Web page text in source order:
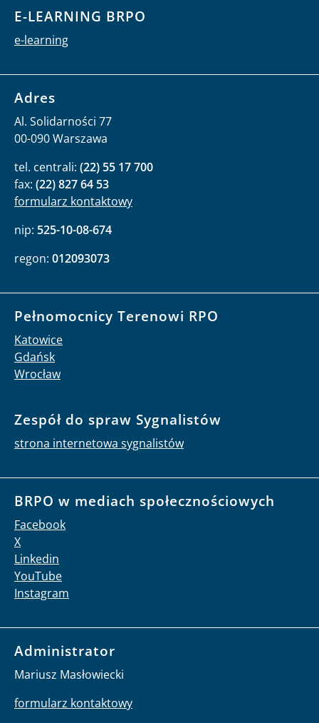
E-LEARNING BRPO
e-learning
Adres
Al. Solidarności 77
00-090 Warszawa
tel. centrali: (22) 55 17 700
fax: (22) 827 64 53
formularz kontaktowy
nip: 525-10-08-674
regon: 012093073
Pełnomocnicy Terenowi RPO
Katowice
Gdańsk
Wrocław
Zespół do spraw Sygnalistów
strona internetowa sygnalistów
BRPO w mediach społecznościowych
Facebook
X
Linkedin
YouTube
Instagram
Administrator
Mariusz Masłowiecki
formularz kontaktowy